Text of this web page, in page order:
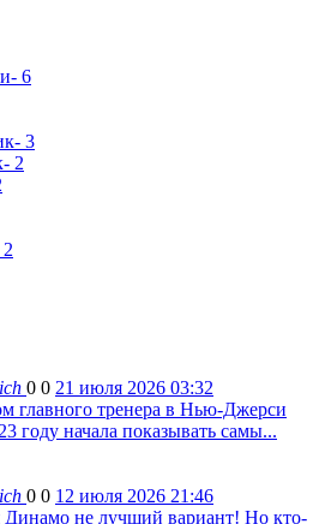
- 6
- 3
- 2
2
0 0 21 июля 2026 03:32
главного тренера в Нью-Джерси
году начала показывать самы...
0 0 12 июля 2026 21:46
не лучший вариант! Но кто-